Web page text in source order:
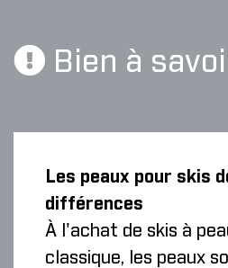
Bien à
Les peaux pour skis
différences
À l'achat de skis à
classique, les peaux